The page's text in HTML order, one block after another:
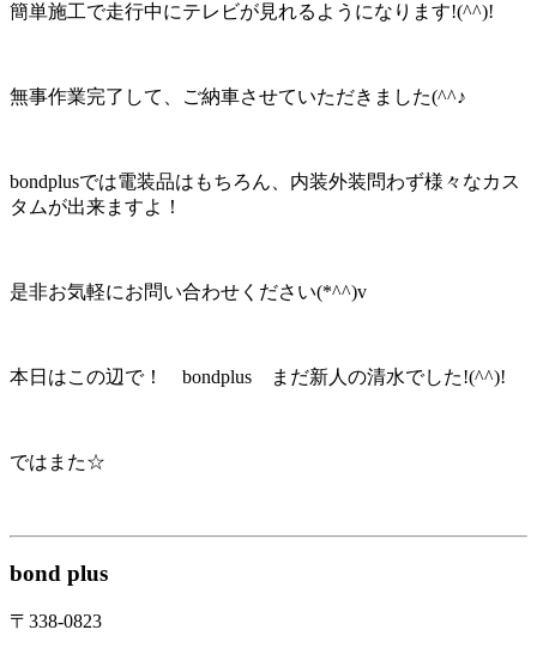
簡単施工で走行中にテレビが見れるようになります!(^^)!
無事作業完了して、ご納車させていただきました(^^♪
bondplusでは電装品はもちろん、内装外装問わず様々なカス
タムが出来ますよ！
是非お気軽にお問い合わせください(*^^)v
本日はこの辺で！ bondplus まだ新人の清水でした!(^^)!
ではまた☆
bond plus
〒338-0823